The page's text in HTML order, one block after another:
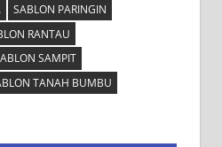
SABLON PARINGIN
RANTAU
SAMPIT
TANAH BUMBU